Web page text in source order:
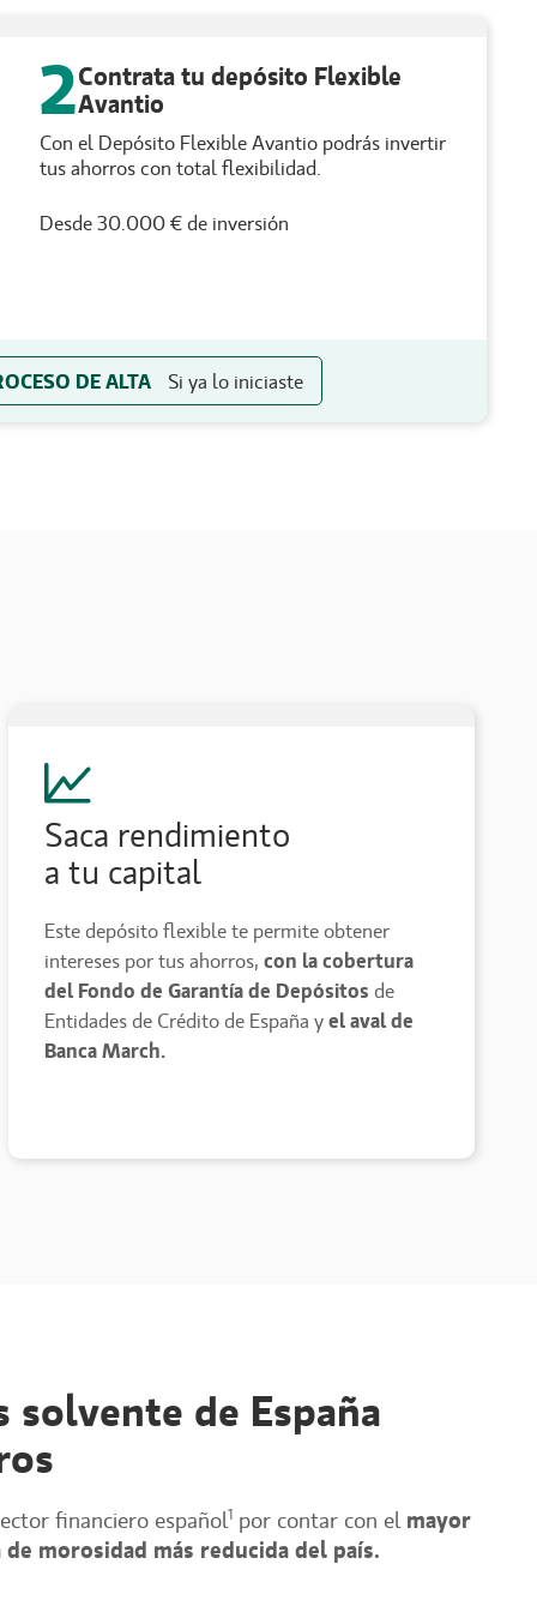
2Contrata tu depósito Flexible
Avantio
Con el Depósito Flexible Avantio podrás invertir
tus ahorros con total flexibilidad.
Desde 30.000 € de inversión
DE ALTA Si ya lo iniciaste
Saca rendimiento
a tu capital
Este depósito flexible te permite obtener
intereses por tus ahorros,con la cobertura
del Fondo de Garantía de Depósitos de
Entidades de Crédito de España yel aval de
Banca March.
solvente de España
financiero español1 por contar con el mayor
de morosidad más reducida del país.